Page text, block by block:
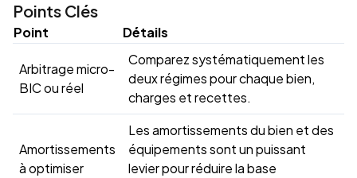
Points Clés
Point Détails
Arbitrage micro-
BIC ou réel
Comparez systématiquement les
deux régimes pour chaque bien,
charges et recettes.
Amortissements
à optimiser
Les amortissements du bien et des
équipements sont un puissant
levier pour réduire la base